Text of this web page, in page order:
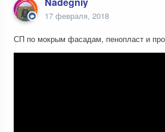
17 февраля, 2018
СП по мокрым фасадам, пенопласт и